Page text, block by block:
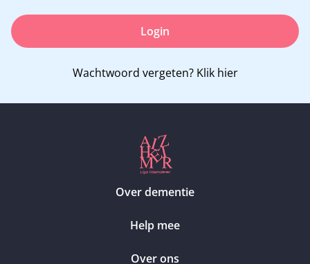
Login
Wachtwoord vergeten? Klik hier
Over dementie
Help mee
Over ons